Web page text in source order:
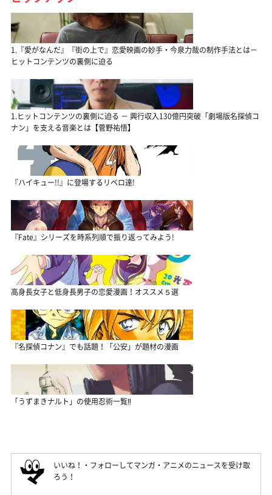
1.『愛がなんだ』『街の上で』恋愛映画の妙手・今泉力哉の制作手法とは－
ヒットコンテンツの裏側に迫る
1.ヒットコンテンツの裏側に迫る － 興行収入130億円突破「劇場版名探偵コ
ナン」を支える音楽とは【菅野祐悟】
『ハイキュー!!』に登場するリベロ達!
『Fate』シリーズを時系列順で振り返ってみよう!
高身長女子と低身長男子の恋愛漫画！オススメ５選
『名探偵コナン』でも話題！「公安」が題材の漫画
「うずまきナルト」の使用忍術一覧‼
いいね！・フォローしてマンガ・アニメのニュースを受け取
ろう！